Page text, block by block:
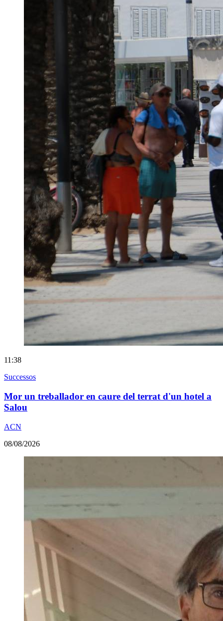
11:38
Successos
Mor un treballador en caure del terrat d'un hotel a
Salou
ACN
08/08/2026